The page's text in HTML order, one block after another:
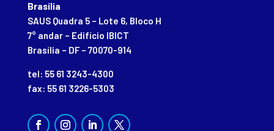
Brasília
SAUS Quadra 5 – Lote 6, Bloco H
7° andar – Edifício IBICT
Brasília – DF – 70070-914
tel: 55 61 3243-4300
fax: 55 61 3226-5303